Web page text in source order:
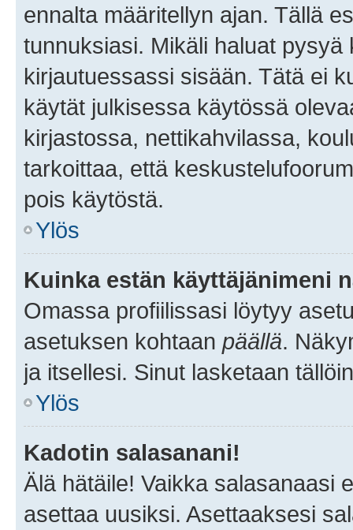
ennalta määritellyn ajan. Tällä
tunnuksiasi. Mikäli haluat
kirjautuessassi sisään. Tätä ei
käytät julkisessa käytössä
kirjastossa, nettikahvilassa,
tarkoittaa, että
pois käytöstä.
Ylös
Kuinka estän käyttäjänimeni
Omassa profiilissasi löytyy
asetuksen kohtaan päällä.
ja itsellesi. Sinut lasketaan
Ylös
Kadotin salasanani!
Älä hätäile! Vaikka salasanaasi
asettaa uusiksi. Asettaaksesi